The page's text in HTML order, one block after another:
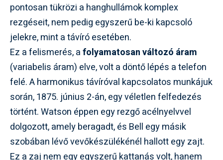
pontosan tükrözi a hanghullámok komplex
rezgéseit, nem pedig egyszerű be-ki kapcsoló
jelekre, mint a távíró esetében.
Ez a felismerés, afolyamatosan változó áram
(variabelis áram) elve, volt a döntő lépés a telefon
felé. A harmonikus távíróval kapcsolatos munkájuk
során, 1875. június 2-án, egy véletlen felfedezés
történt. Watson éppen egy rezgő acélnyelvvel
dolgozott, amely beragadt, és Bell egy másik
szobában lévő vevőkészülékénél hallott egy zajt.
Ez a zaj nem egy egyszerű kattanás volt, hanem